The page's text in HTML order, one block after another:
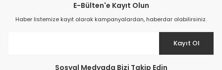
E-Bülten'e Kayıt Olun
Haber listemize kayıt olarak kampanyalardan, haberdar olabilirsiniz.
Kayıt Ol
Sosyal Medyada Bizi Takip Edin